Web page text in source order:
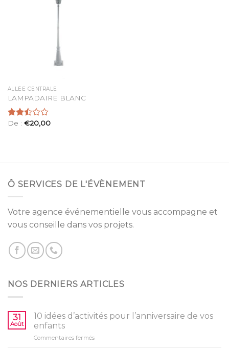
ALLÉE CENTRALE
LAMPADAIRE BLANC
Note
De : €20,00
Ô SERVICES DE L'ÉVÈNEMENT
Votre agence événementielle vous accompagne et
vous conseille dans vos projets.
NOS DERNIERS ARTICLES
31
Août
10 idées d’activités pour l’anniversaire de vos
enfants
Commentaires ferméssur